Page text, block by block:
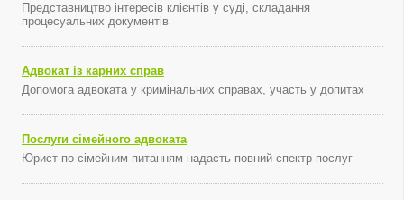
Представництво інтересів клієнтів у суді, складання
процесуальних документів
Адвокат із карних справ
Допомога адвоката у кримінальних справах, участь у допитах
Послуги сімейного адвоката
Юрист по сімейним питанням надасть повний спектр послуг